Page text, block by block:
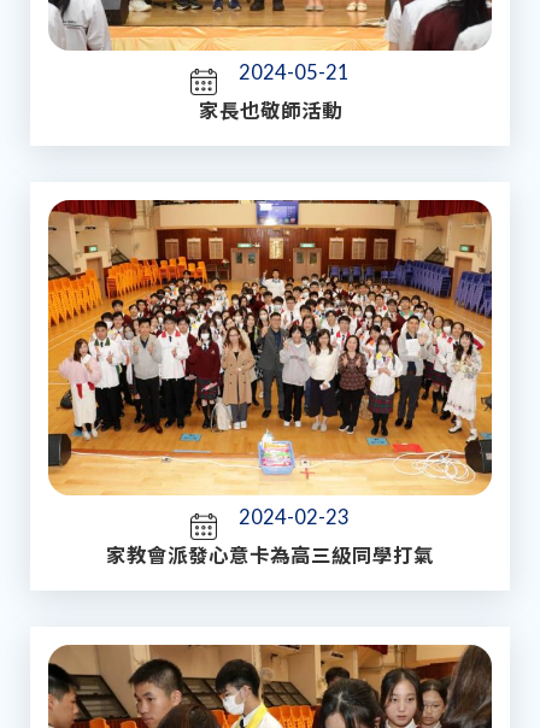
2024-05-21
家長也敬師活動
2024-02-23
家教會派發心意卡為高三級同學打氣